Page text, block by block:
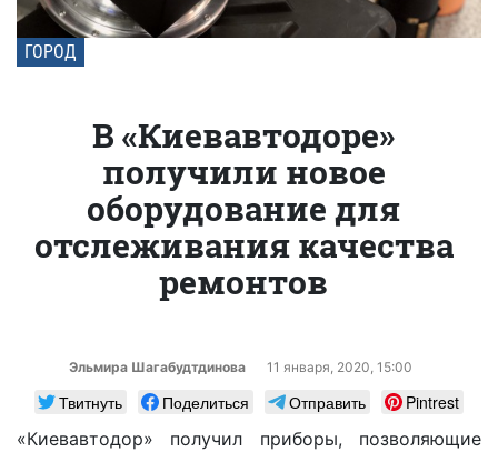
ГОРОД
В «Киевавтодорe»
получили новое
оборудование для
отслеживания качества
ремонтов
Эльмира Шагабудтдинова 11 января, 2020, 15:00
Твитнуть Поделиться Отправить
Pintrest
«Киевавтодор» получил приборы, позволяющие